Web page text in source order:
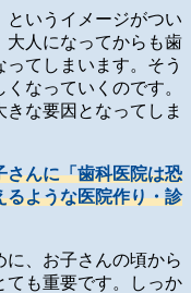
いうイメージがつい
大人になってからも歯
てしまいます。そう
なっていくのです。
な要因となってしま
さんに「歯科医院は恐
るような医院作り・診
、お子さんの頃から
ても重要です。しっか